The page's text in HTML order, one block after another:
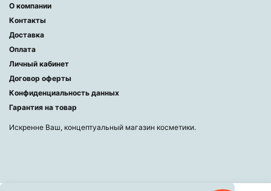
О компании
Контакты
Доставка
Оплата
Личный кабинет
Договор оферты
Конфиденциальность данных
Гарантия на товар
Искренне Ваш, концептуальный магазин косметики.